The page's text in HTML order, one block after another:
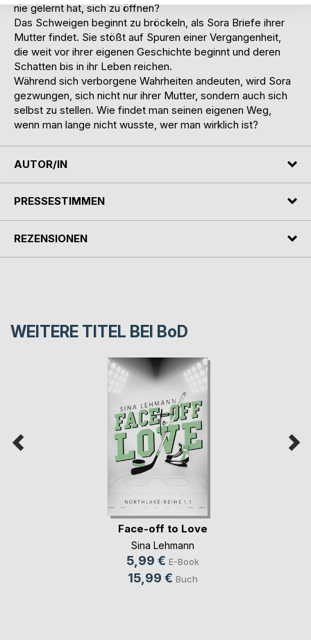
nie gelernt hat, sich zu öffnen?
Das Schweigen beginnt zu bröckeln, als Sora Briefe ihrer
Mutter findet. Sie stößt auf Spuren einer Vergangenheit,
die weit vor ihrer eigenen Geschichte beginnt und deren
Schatten bis in ihr Leben reichen.
Während sich verborgene Wahrheiten andeuten, wird Sora
gezwungen, sich nicht nur ihrer Mutter, sondern auch sich
selbst zu stellen. Wie findet man seinen eigenen Weg,
wenn man lange nicht wusste, wer man wirklich ist?
AUTOR/IN
PRESSESTIMMEN
REZENSIONEN
WEITERE TITEL BEI BoD
Face-off to Love
Sina Lehmann
5,99 € E-Book
15,99 € Buch